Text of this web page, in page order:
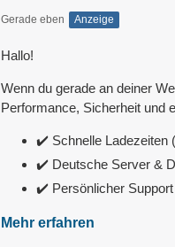
Gerade eben Anzeige
Hallo!
Wenn du gerade an deiner
Performance, Sicherheit und
✔️ Schnelle Ladezeiten
✔️ Deutsche Server &
✔️ Persönlicher
Mehr erfahren